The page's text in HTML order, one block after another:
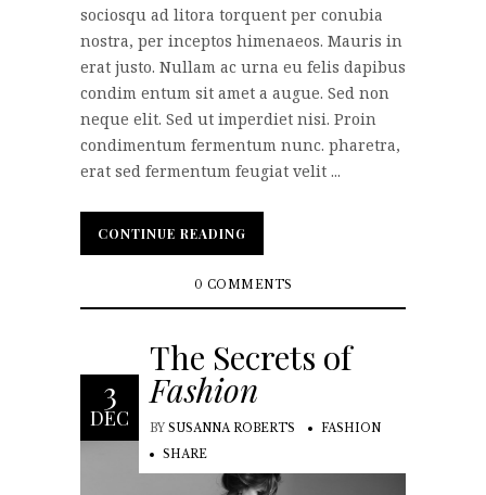
sociosqu ad litora torquent per conubia
nostra, per inceptos himenaeos. Mauris in
erat justo. Nullam ac urna eu felis dapibus
condim entum sit amet a augue. Sed non
neque elit. Sed ut imperdiet nisi. Proin
condimentum fermentum nunc. pharetra,
erat sed fermentum feugiat velit ...
CONTINUE READING
CONTINUE READING
0 COMMENTS
3
DEC
The Secrets of
Fashion
BY SUSANNA ROBERTS
FASHION
SHARE